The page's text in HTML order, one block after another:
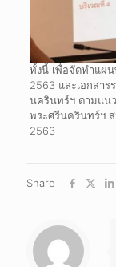
ทั้งนี้ เพื่อจัดทำแผ
2563 และเอกสาร
นครินทร์ฯ ตามแน
พระศรีนครินทร์ฯ
2563
Share